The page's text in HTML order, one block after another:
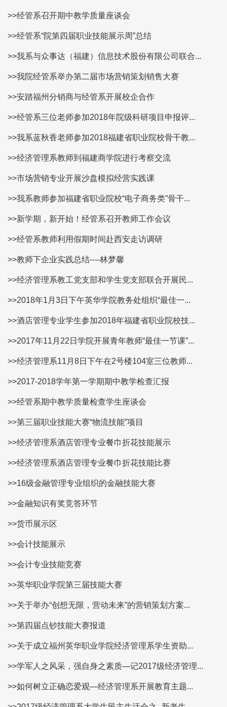
>>经管系召开期中教学质量座谈会
>>经管系“院第四届职业技能展示周”总结
>>我系与众事达（福建）信息技术股份有限公司联合...
>>我院经管系举办第二届市场营销策划销售大赛
>>安踏福州分销商与经管系开展校企合作
>>经管系三位老师参加2018年院级科研项目申报评...
>>我系蓝秋香老师参加2018福建省职业院校骨干教...
>>经济管理系教师到福建商学院进行考察交流
>>市场营销专业开展沙盘模拟经营实践课
>>我系教师参加福建省职业院校“电子商务类”骨干...
>>新学期，新开始！经管系召开教师工作会议
>>经管系教师利用假期时间赴西安走访调研
>>教师下企业实践总结----林梦馨
>>经济管理系教工党支部和学生党支部联合开展民...
>>2018年1月3日下午英华学院教务处组织“最佳一...
>>酒店管理专业学生参加2018年福建省职业院校技...
>>2017年11月22日学院开展青年教师“最佳一节课”...
>>经济管理系11月8日下午在2号楼104室三位教师...
>>2017-2018学年第一学期期中教学检查汇报
>>经管系期中教学质量检查学生座谈会
>>第三届职业技能大赛“物流技能”项目
>>经济管理系酒店管理专业餐巾折花技能展示
>>经济管理系酒店管理专业餐巾折花技能比赛
>>16级金融管理专业组织的金融技能大赛
>>金融知识有奖竞答环节
>>货币展示区
>>会计技能展示
>>会计专业技能竞赛
>>英华职业学院第三届技能大赛
>>关于举办“创想无限，营动未来”的营销策划方案...
>>第四届点钞技能大赛报道
>>关于成立福州英华职业学院经济管理系学生资助...
>>学军人之风采，强自身之素质—记2017级经济管理...
>>如何树立正确恋爱观—经济管理系开展教育主题...